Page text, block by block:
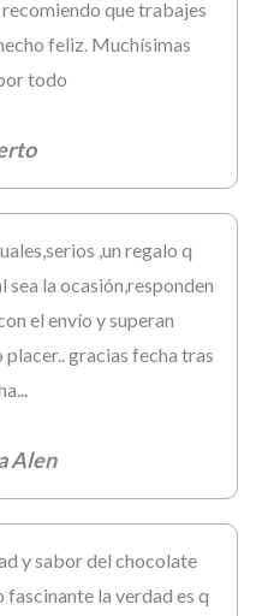
que trabajes
feliz. Muchísimas
todo
,un regalo q
sea la ocasión,responden
el envío y superan
gracias fecha tras
Alen
y sabor del chocolate
la verdad es q